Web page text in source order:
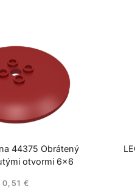
44375 Obrátený
otvormi 6×6
0,51€